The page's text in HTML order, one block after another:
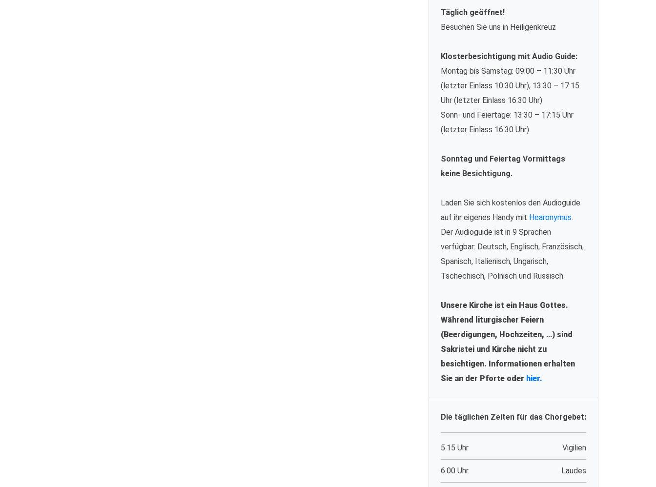
Täglich geöffnet!
Besuchen Sie uns in Heiligenkreuz
Klosterbesichtigung mit Audio Guide:
Montag bis Samstag: 09:00 – 11:30 Uhr
(letzter Einlass 10:30 Uhr), 13:30 – 17:15
Uhr (letzter Einlass 16:30 Uhr)
Sonn- und Feiertage: 13:30 – 17:15 Uhr
(letzter Einlass 16:30 Uhr)
Sonntag und Feiertag Vormittags
keine Besichtigung.
Laden Sie sich kostenlos den Audioguide
auf ihr eigenes Handy mit Hearonymus.
Der Audioguide ist in 9 Sprachen
verfügbar: Deutsch, Englisch, Französisch,
Spanisch, Italienisch, Ungarisch,
Tschechisch, Polnisch und Russisch.
Unsere Kirche ist ein Haus Gottes.
Während liturgischer Feiern
(Beerdigungen, Hochzeiten, …) sind
Sakristei und Kirche nicht zu
besichtigen. Informationen erhalten
Sie an der Pforte oder hier.
Die täglichen Zeiten für das Chorgebet:
5.15 Uhr Vigilien
6.00 Uhr Laudes